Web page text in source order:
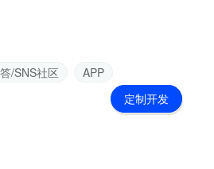
/SNS社区
APP
定制开发